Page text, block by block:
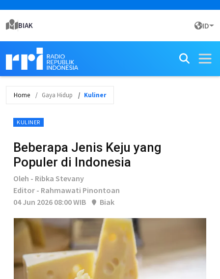
BIAK ID
Home Gaya Hidup Kuliner
KULINER
Beberapa Jenis Keju yang
Populer di Indonesia
Oleh - Ribka Stevany
Editor - Rahmawati Pinontoan
04 Jun 2026 08:00 WIB
Biak